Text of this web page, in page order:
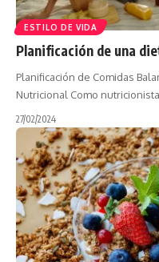
ESTILO DE VIDA
Planificación de una
Planificación de Comidas
Nutricional Como
27/02/2024